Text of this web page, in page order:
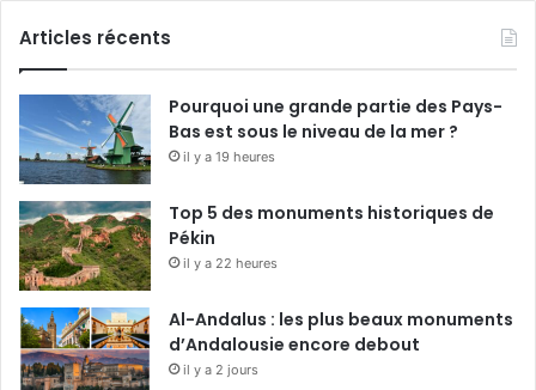
Articles récents
Pourquoi une grande partie des Pays-
Bas est sous le niveau de la mer ?
il y a 19 heures
Top 5 des monuments historiques de
Pékin
il y a 22 heures
Al-Andalus : les plus beaux monuments
d’Andalousie encore debout
il y a 2 jours